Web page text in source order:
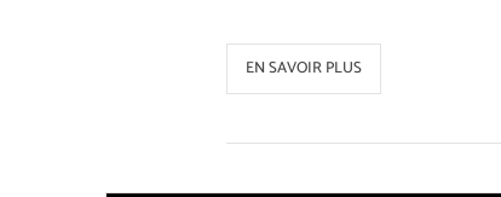
EN SAVOIR PLUS